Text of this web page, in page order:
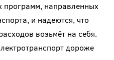
программ, направленных
и надеются, что
возьмёт на себя.
дороже